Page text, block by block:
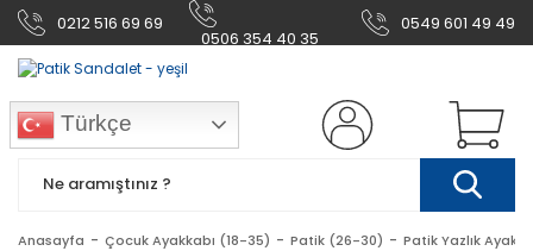
0212 516 69 69
0506 354 40 35
0549 601 49 49
Türkçe
Anasayfa Çocuk Ayakkabı (18-35) Patik (26-30) Patik Yazlık